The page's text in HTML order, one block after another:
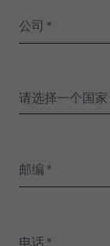
请选择一个国家